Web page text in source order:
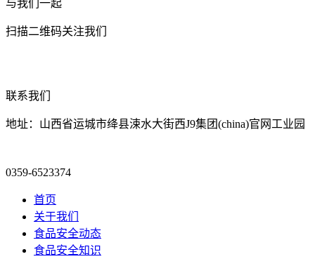
与我们一起
扫描二维码关注我们
联系我们
地址：山西省运城市绛县涑水大街西J9集团(china)官网工业园
0359-6523374
首页
关于我们
食品安全动态
食品安全知识